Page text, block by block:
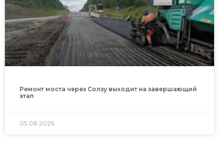
Ремонт моста через Солзу выходит на завершающий
этап
05.08.2026